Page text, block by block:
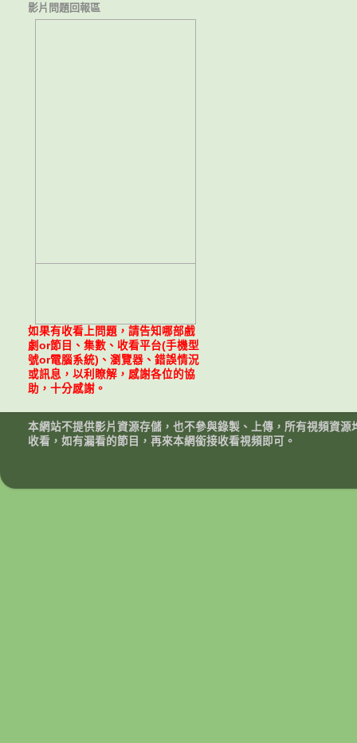
影片問題回報區
如果有收看上問題，請告知哪部戲
劇or節目、集數、收看平台(手機型
號or電腦系統)、瀏覽器、錯誤情況
或訊息，以利瞭解，感謝各位的協
助，十分感謝。
本網站不提供影片資源存儲，也不參與錄製、上傳，所有視頻資
收看，如有漏看的節目，再來本網銜接收看視頻即可。